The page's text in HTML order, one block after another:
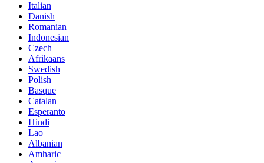
Italian
Danish
Romanian
Indonesian
Czech
Afrikaans
Swedish
Polish
Basque
Catalan
Esperanto
Hindi
Lao
Albanian
Amharic